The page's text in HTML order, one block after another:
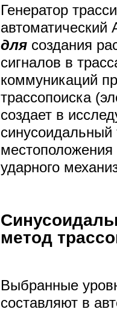
Генератор
для создания
сигналов в
коммуникаций
трассопоиска
создает в
ударного
метод
Выбранные
составляют в